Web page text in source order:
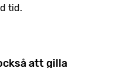
tid.
att gilla